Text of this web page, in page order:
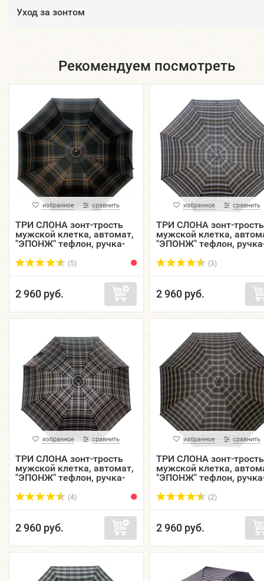
Уход за зонтом
Рекомендуем посмотреть
избранное сравнить
ТРИ СЛОНА зонт-трость
мужской клетка, автомат,
"ЭПОНЖ" тефлон, ручка-
M2182-01
(5)
2 960 руб.
избранное сравнить
ТРИ СЛОНА зонт-трость
мужской клетка,
"ЭПОНЖ" тефлон,
M2182-04
(3)
2 960 руб.
избранное сравнить
ТРИ СЛОНА зонт-трость
мужской клетка, автомат,
"ЭПОНЖ" тефлон, ручка-
M2182-05
(4)
2 960 руб.
избранное сравнить
ТРИ СЛОНА зонт-трость
мужской клетка,
"ЭПОНЖ" тефлон,
M2182-07
(2)
2 960 руб.